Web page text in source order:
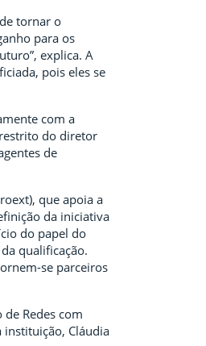
tornar o
para os
explica. A
pois eles se
com a
do diretor
de
que apoia a
da iniciativa
do papel do
qualificação.
se parceiros
Redes com
Cláudia